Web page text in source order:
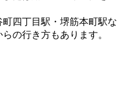
四丁目駅・堺筋本町駅な
の行き方もあります。